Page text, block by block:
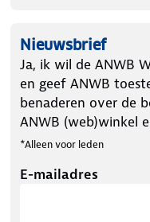
Nieuwsbrief
Ja, ik wil de ANWB
en geef ANWB
benaderen over de
ANWB (web)winkel
*Alleen voor leden
E-mailadres